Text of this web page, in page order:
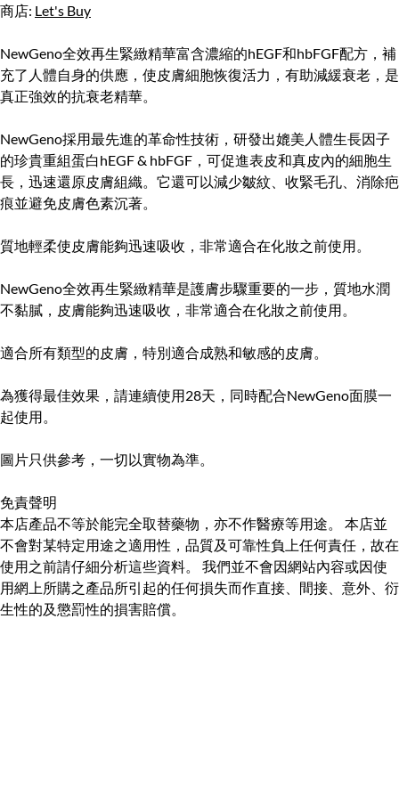
商店: Let's Buy
NewGeno全效再生緊緻精華富含濃縮的hEGF和hbFGF配方，補
充了人體自身的供應，使皮膚細胞恢復活力，有助減緩衰老，是
真正強效的抗衰老精華。
NewGeno採用最先進的革命性技術，研發出媲美人體生長因子
的珍貴重組蛋白hEGF & hbFGF，可促進表皮和真皮內的細胞生
長，迅速還原皮膚組織。它還可以減少皺紋、收緊毛孔、消除疤
痕並避免皮膚色素沉著。
質地輕柔使皮膚能夠迅速吸收，非常適合在化妝之前使用。
NewGeno全效再生緊緻精華是護膚步驟重要的一步，質地水潤
不黏膩，皮膚能夠迅速吸收，非常適合在化妝之前使用。
適合所有類型的皮膚，特別適合成熟和敏感的皮膚。
為獲得最佳效果，請連續使用28天，同時配合NewGeno面膜一
起使用。
圖片只供參考，一切以實物為準。
免責聲明
本店產品不等於能完全取替藥物，亦不作醫療等用途。 本店並
不會對某特定用途之適用性，品質及可靠性負上任何責任，故在
使用之前請仔細分析這些資料。 我們並不會因網站內容或因使
用網上所購之產品所引起的任何損失而作直接、間接、意外、衍
生性的及懲罰性的損害賠償。